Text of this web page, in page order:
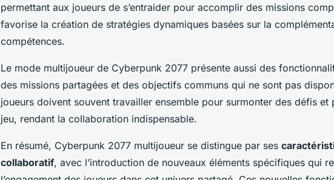
permettant aux joueurs de s’entraider pour accomplir des missions
favorise la création de stratégies dynamiques basées sur la
compétences.
Le mode multijoueur de Cyberpunk 2077 présente aussi des
des missions partagées et des objectifs communs qui ne sont pas
joueurs doivent souvent travailler ensemble pour surmonter des défis et
jeu, rendant la collaboration indispensable.
En résumé, Cyberpunk 2077 multijoueur se distingue par ses
collaboratif, avec l’introduction de nouveaux éléments spécifiques qui